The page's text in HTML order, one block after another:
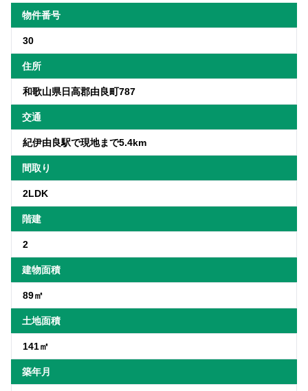
物件番号
30
住所
和歌山県日高郡由良町787
交通
紀伊由良駅で現地まで5.4km
間取り
2LDK
階建
2
建物面積
89㎡
土地面積
141㎡
築年月